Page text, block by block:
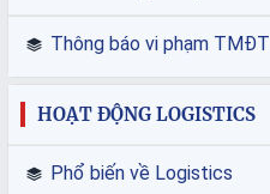
Thông báo vi phạm TMĐT
HOẠT ĐỘNG LOGISTICS
Phổ biến về Logistics